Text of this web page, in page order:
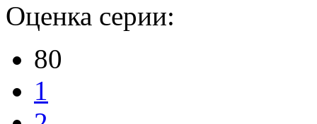
Оценка серии:
80
1